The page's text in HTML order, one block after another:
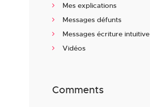
Mes explications
Messages défunts
Messages écriture intuitive
Vidéos
Comments